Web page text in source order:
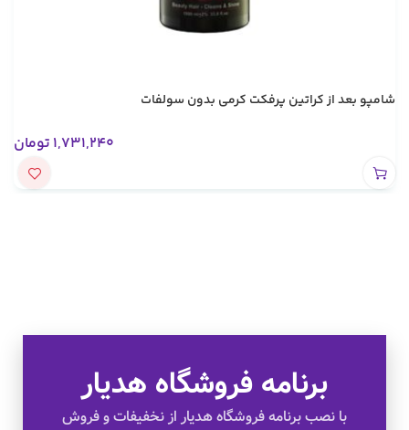
شامپو بعد از کراتین پرفکت کرمی بدون سولفات
1,731,240 تومان
برنامه فروشگاه هدیار
با نصب برنامه فروشگاه هدیار از نخفیفات و فروش